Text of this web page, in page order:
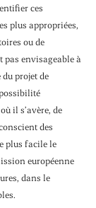
ces
plus appropriées,
ou de
pas envisageable à
du projet de
il s’avère, de
des
plus facile le
européenne
dans le